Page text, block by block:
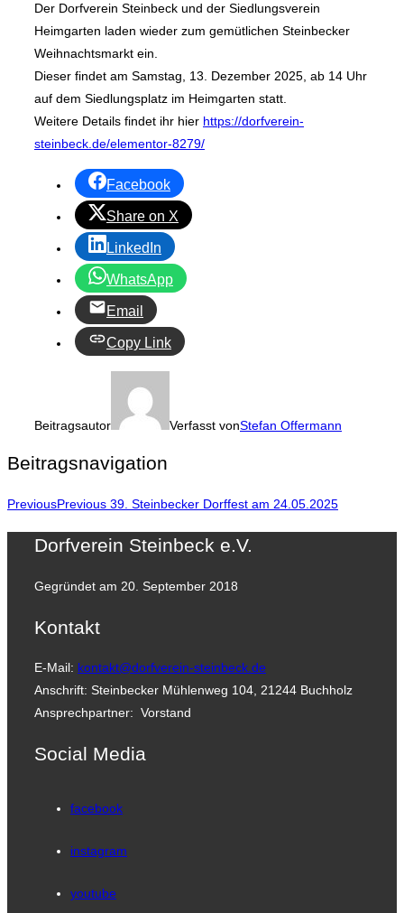
Der Dorfverein Steinbeck und der Siedlungsverein
Heimgarten laden wieder zum gemütlichen Steinbecker
Weihnachtsmarkt ein.
Dieser findet am Samstag, 13. Dezember 2025, ab 14 Uhr
auf dem Siedlungsplatz im Heimgarten statt.
Weitere Details findet ihr hier https://dorfverein-
steinbeck.de/elementor-8279/
Facebook
Share on X
LinkedIn
WhatsApp
Email
Copy Link
Beitragsautor Verfasst vonStefan Offermann
Beitragsnavigation
PreviousPrevious 39. Steinbecker Dorffest am 24.05.2025
Dorfverein Steinbeck e.V.
Gegründet am 20. September 2018
Kontakt
E-Mail: kontakt@dorfverein-steinbeck.de
Anschrift: Steinbecker Mühlenweg 104, 21244 Buchholz
Ansprechpartner: Vorstand
Social Media
facebook
instagram
youtube